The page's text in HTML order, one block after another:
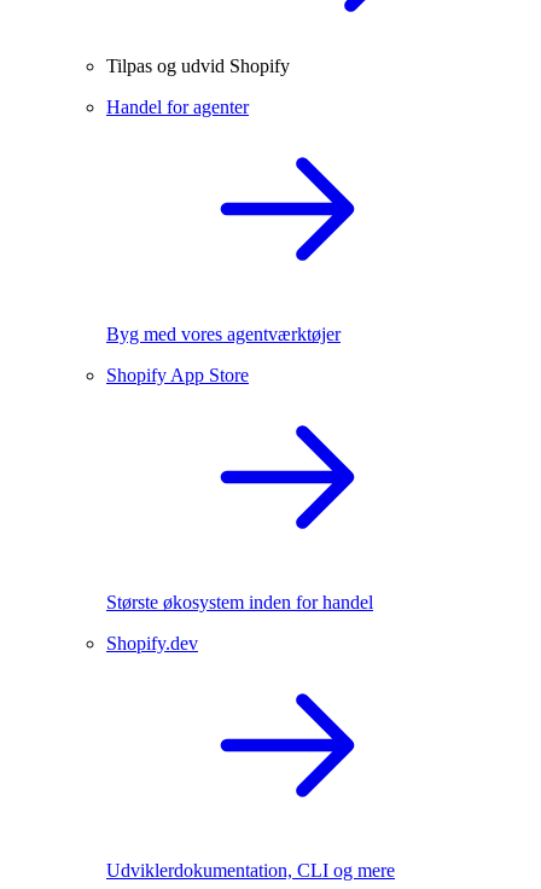
Tilpas og udvid Shopify
Handel for agenter
Byg med vores agentværktøjer
Shopify App Store
Største økosystem inden for handel
Shopify.dev
Udviklerdokumentation, CLI og mere